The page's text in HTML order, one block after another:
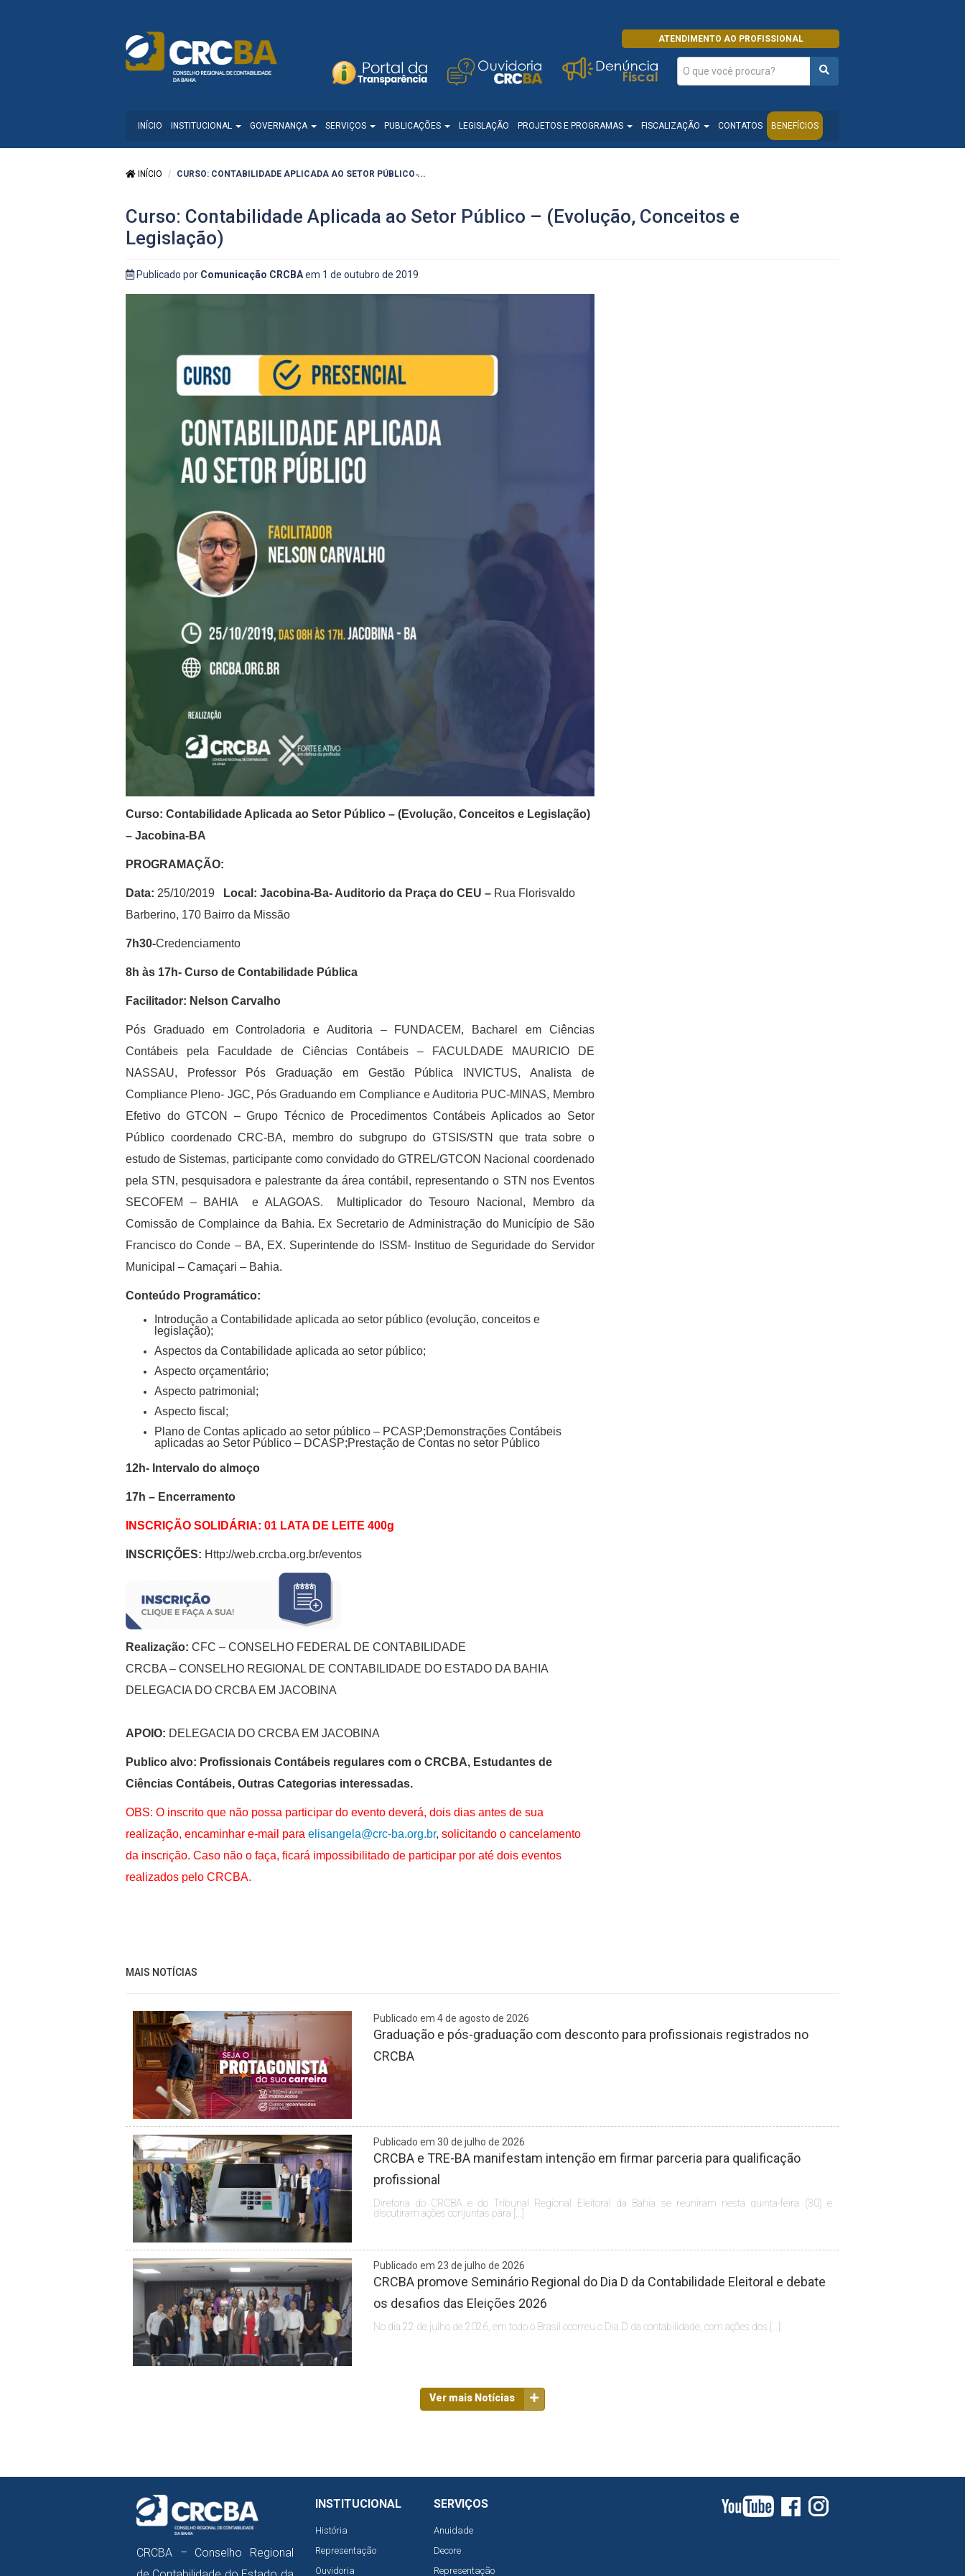
ATENDIMENTO AO PROFISSIONAL
INÍCIO INSTITUCIONAL GOVERNANÇA SERVIÇOS PUBLICAÇÕES LEGISLAÇÃO PROJETOS E PROGRAMAS FISCALIZAÇÃO CONTATOS BENEFÍCIOS
INÍCIO CURSO: CONTABILIDADE APLICADA AO SETOR PÚBLICO ̵...
Curso: Contabilidade Aplicada ao Setor Público – (Evolução, Conceitos e
Legislação)
Publicado por Comunicação CRCBAem 1 de outubro de 2019
Curso: Contabilidade Aplicada ao Setor Público – (Evolução, Conceitos e Legislação)
– Jacobina-BA
PROGRAMAÇÃO:
Data: 25/10/2019 Local: Jacobina-Ba- Auditorio da Praça do CEU – Rua Florisvaldo
Barberino, 170 Bairro da Missão
7h30-Credenciamento
8h às 17h- Curso de Contabilidade Pública
Facilitador: Nelson Carvalho
Pós Graduado em Controladoria e Auditoria – FUNDACEM, Bacharel em Ciências
Contábeis pela Faculdade de Ciências Contábeis – FACULDADE MAURICIO DE
NASSAU, Professor Pós Graduação em Gestão Pública INVICTUS, Analista de
Compliance Pleno- JGC, Pós Graduando em Compliance e Auditoria PUC-MINAS, Membro
Efetivo do GTCON – Grupo Técnico de Procedimentos Contábeis Aplicados ao Setor
Público coordenado CRC-BA, membro do subgrupo do GTSIS/STN que trata sobre o
estudo de Sistemas, participante como convidado do GTREL/GTCON Nacional coordenado
pela STN, pesquisadora e palestrante da área contábil, representando o STN nos Eventos
SECOFEM – BAHIA e ALAGOAS. Multiplicador do Tesouro Nacional, Membro da
Comissão de Complaince da Bahia. Ex Secretario de Administração do Município de São
Francisco do Conde – BA, EX. Superintende do ISSM- Instituo de Seguridade do Servidor
Municipal – Camaçari – Bahia.
Conteúdo Programático:
Introdução a Contabilidade aplicada ao setor público (evolução, conceitos e
legislação);
Aspectos da Contabilidade aplicada ao setor público;
Aspecto orçamentário;
Aspecto patrimonial;
Aspecto fiscal;
Plano de Contas aplicado ao setor público – PCASP;Demonstrações Contábeis
aplicadas ao Setor Público – DCASP;Prestação de Contas no setor Público
12h- Intervalo do almoço
17h – Encerramento
INSCRIÇÃO SOLIDÁRIA: 01 LATA DE LEITE 400g
INSCRIÇÕES: Http://web.crcba.org.br/eventos
Realização: CFC – CONSELHO FEDERAL DE CONTABILIDADE
CRCBA – CONSELHO REGIONAL DE CONTABILIDADE DO ESTADO DA BAHIA
DELEGACIA DO CRCBA EM JACOBINA
APOIO: DELEGACIA DO CRCBA EM JACOBINA
Publico alvo: Profissionais Contábeis regulares com o CRCBA, Estudantes de
Ciências Contábeis, Outras Categorias interessadas.
OBS: O inscrito que não possa participar do evento deverá, dois dias antes de sua
realização, encaminhar e-mail para elisangela@crc-ba.org.br, solicitando o cancelamento
da inscrição. Caso não o faça, ficará impossibilitado de participar por até dois eventos
realizados pelo CRCBA.
MAIS NOTÍCIAS
Publicado em 4 de agosto de 2026
Graduação e pós-graduação com desconto para profissionais registrados no
CRCBA
Publicado em 30 de julho de 2026
CRCBA e TRE-BA manifestam intenção em firmar parceria para qualificação
profissional
Diretoria do CRCBA e do Tribunal Regional Eleitoral da Bahia se reuniram nesta quinta-feira (30) e
discutiram ações conjuntas para […]
Publicado em 23 de julho de 2026
CRCBA promove Seminário Regional do Dia D da Contabilidade Eleitoral e debate
os desafios das Eleições 2026
No dia 22 de julho de 2026, em todo o Brasil ocorreu o Dia D da contabilidade, com ações dos […]
Ver mais Notícias
CRCBA – Conselho Regional
INSTITUCIONAL
História
Representação
Ouvidoria
SERVIÇOS
Anuidade
Decore
Representação